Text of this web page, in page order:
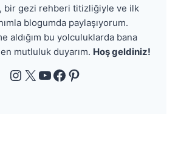
bir gezi rehberi titizliğiyle ve ilk
blogumda paylaşıyorum.
aldığım bu yolculuklarda bana
mutluluk duyarım. Hoş geldiniz!
Instagram
X YouTube
Facebook
Pinterest